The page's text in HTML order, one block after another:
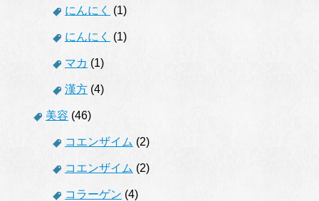
にんにく (1)
にんにく (1)
マカ (1)
漢方 (4)
美容 (46)
コエンザイム (2)
コエンザイム (2)
コラーゲン (4)